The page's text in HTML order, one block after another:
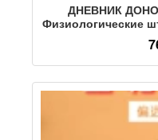
ДНЕВНИК ДОНО
Физиологические
для домашних
роста